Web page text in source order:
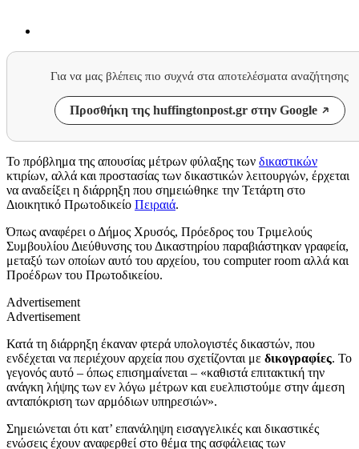
Για να μας βλέπεις πιο συχνά στα αποτελέσματα αναζήτησης
Προσθήκη της huffingtonpost.gr στην Google
Το πρόβλημα της απουσίας μέτρων φύλαξης των δικαστικών
κτιρίων, αλλά και προστασίας των δικαστικών λειτουργών, έρχεται
να αναδείξει η διάρρηξη που σημειώθηκε την Τετάρτη στο
Διοικητικό Πρωτοδικείο Πειραιά.
Όπως αναφέρει ο Δήμος Χρυσός, Πρόεδρος του Τριμελούς
Συμβουλίου Διεύθυνσης του Δικαστηρίου παραβιάστηκαν γραφεία,
μεταξύ των οποίων αυτό του αρχείου, του computer room αλλά και
Προέδρων του Πρωτοδικείου.
Advertisement
Advertisement
Κατά τη διάρρηξη έκαναν φτερά υπολογιστές δικαστών, που
ενδέχεται να περιέχουν αρχεία που σχετίζονται με δικογραφίες. Το
γεγονός αυτό – όπως επισημαίνεται – «καθιστά επιτακτική την
ανάγκη λήψης των εν λόγω μέτρων και ευελπιστούμε στην άμεση
ανταπόκριση των αρμόδιων υπηρεσιών».
Σημειώνεται ότι κατ’ επανάληψη εισαγγελικές και δικαστικές
ενώσεις έχουν αναφερθεί στο θέμα της ασφάλειας των